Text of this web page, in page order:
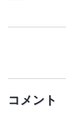
コメント